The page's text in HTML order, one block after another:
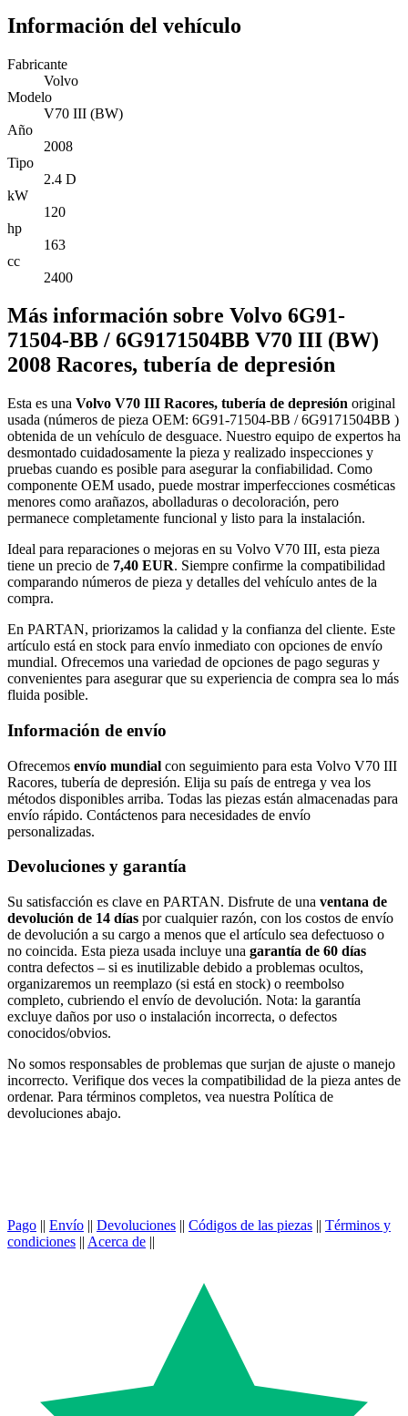
Información del vehículo
Fabricante
Volvo
Modelo
V70 III (BW)
Año
2008
Tipo
2.4 D
kW
120
hp
163
cc
2400
Más información sobre Volvo 6G91-
71504-BB / 6G9171504BB V70 III (BW)
2008 Racores, tubería de depresión
Esta es una Volvo V70 III Racores, tubería de depresión original
usada (números de pieza OEM: 6G91-71504-BB / 6G9171504BB )
obtenida de un vehículo de desguace. Nuestro equipo de expertos ha
desmontado cuidadosamente la pieza y realizado inspecciones y
pruebas cuando es posible para asegurar la confiabilidad. Como
componente OEM usado, puede mostrar imperfecciones cosméticas
menores como arañazos, abolladuras o decoloración, pero
permanece completamente funcional y listo para la instalación.
Ideal para reparaciones o mejoras en su Volvo V70 III, esta pieza
tiene un precio de 7,40 EUR. Siempre confirme la compatibilidad
comparando números de pieza y detalles del vehículo antes de la
compra.
En PARTAN, priorizamos la calidad y la confianza del cliente. Este
artículo está en stock para envío inmediato con opciones de envío
mundial. Ofrecemos una variedad de opciones de pago seguras y
convenientes para asegurar que su experiencia de compra sea lo más
fluida posible.
Información de envío
Ofrecemos envío mundial con seguimiento para esta Volvo V70 III
Racores, tubería de depresión. Elija su país de entrega y vea los
métodos disponibles arriba. Todas las piezas están almacenadas para
envío rápido. Contáctenos para necesidades de envío
personalizadas.
Devoluciones y garantía
Su satisfacción es clave en PARTAN. Disfrute de una ventana de
devolución de 14 días por cualquier razón, con los costos de envío
de devolución a su cargo a menos que el artículo sea defectuoso o
no coincida. Esta pieza usada incluye una garantía de 60 días
contra defectos – si es inutilizable debido a problemas ocultos,
organizaremos un reemplazo (si está en stock) o reembolso
completo, cubriendo el envío de devolución. Nota: la garantía
excluye daños por uso o instalación incorrecta, o defectos
conocidos/obvios.
No somos responsables de problemas que surjan de ajuste o manejo
incorrecto. Verifique dos veces la compatibilidad de la pieza antes de
ordenar. Para términos completos, vea nuestra Política de
devoluciones abajo.
Pago || Envío || Devoluciones || Códigos de las piezas || Términos y
condiciones || Acerca de ||